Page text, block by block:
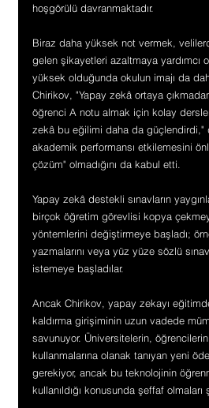
hoşgörülü davranmaktadır.
Biraz daha yüksek not vermek,
gelen şikayetleri azaltmaya yardımcı
yüksek olduğunda okulun imajı da
Chirikov, "Yapay zekâ ortaya
öğrenci A notu almak için kolay
zekâ bu eğilimi daha da güçlendirdi,"
akademik performansı etkilemesini
çözüm" olmadığını da kabul etti.
Yapay zekâ destekli sınavların
birçok öğretim görevlisi kopya
yöntemlerini değiştirmeye başladı;
yazmalarını veya yüz yüze sözlü
istemeye başladılar.
Ancak Chirikov, yapay zekayı
kaldırma girişiminin uzun vadede
savunuyor. Üniversitelerin,
kullanmalarına olanak tanıyan yeni
gerekiyor, ancak bu teknolojinin
kullanıldığı konusunda şeffaf olmaları